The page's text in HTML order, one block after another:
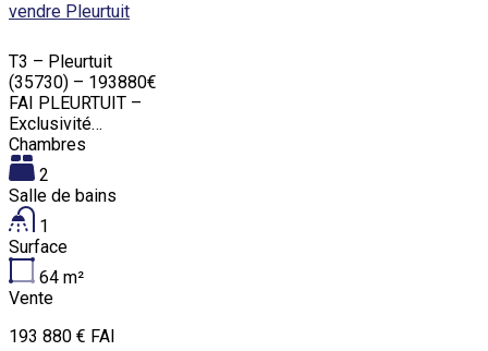
vendre Pleurtuit
T3 – Pleurtuit
(35730) – 193880€
FAI PLEURTUIT –
Exclusivité…
Chambres
2
Salle de bains
1
Surface
64 m²
Vente
193 880 € FAI